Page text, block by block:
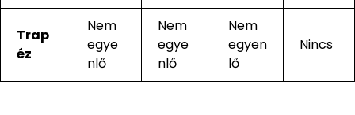
Trap
éz
Nem
egye
nlő
Nem
egye
nlő
Nem
egyen
lő
Nincs